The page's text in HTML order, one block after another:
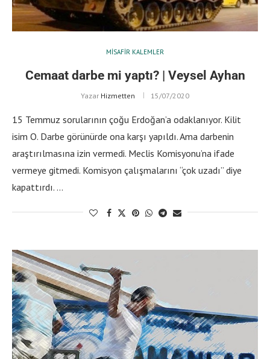
MISAFIR KALEMLER
Cemaat darbe mi yaptı? | Veysel Ayhan
Yazar Hizmetten 15/07/2020
15 Temmuz sorularının çoğu Erdoğan’a odaklanıyor. Kilit
isim O. Darbe görünürde ona karşı yapıldı. Ama darbenin
araştırılmasına izin vermedi. Meclis Komisyonu’na ifade
vermeye gitmedi. Komisyon çalışmalarını “çok uzadı” diye
kapattırdı. …